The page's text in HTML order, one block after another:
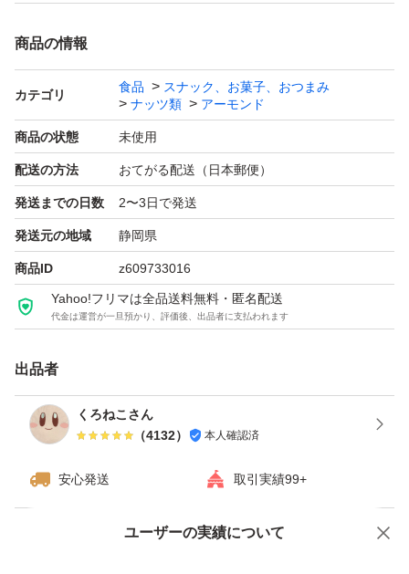
そのまま食べても、お菓子作りなどに活用しても美味しく
召し上がれます！
※賞味期限については基本的には添付画像のとおりです
が、発送時に新しいものが届いた場合これよりさらに新品
のものを発送させていただくことになります。 よろしく
お願いします。
※また、常に最安値で提供させていただいているため『お
下さいませ。
商品の情報
カテゴリ
食品
スナック、お菓子、おつまみ
ナッツ類
アーモンド
商品の状態 未使用
配送の方法 おてがる配送（日本郵便）
発送までの日数 2〜3日で発送
発送元の地域 静岡県
商品ID z609733016
Yahoo!フリマは全品送料無料・匿名配送
代金は運営が一旦預かり、評価後、出品者に支払われます
出品者
くろねこさん
（4132） 本人確認済
安心発送 取引実績99+
ユーザーの実績について
価格の相談 商品への質問